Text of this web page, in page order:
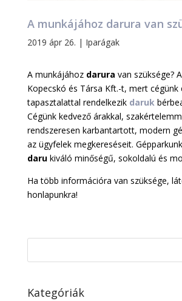
A munkájához darura van
2019 ápr 26. | Iparágak
A munkájához darura van szüksége?
Kopecskó és Társa Kft.-t, mert cégünk
tapasztalattal rendelkezik daruk
Cégünk kedvező árakkal,
rendszeresen karbantartott, modern
az ügyfelek megkereséseit.
darukiváló minőségű, sokoldalú és
Ha több információra van szüksége,
honlapunkra!
Kategóriák